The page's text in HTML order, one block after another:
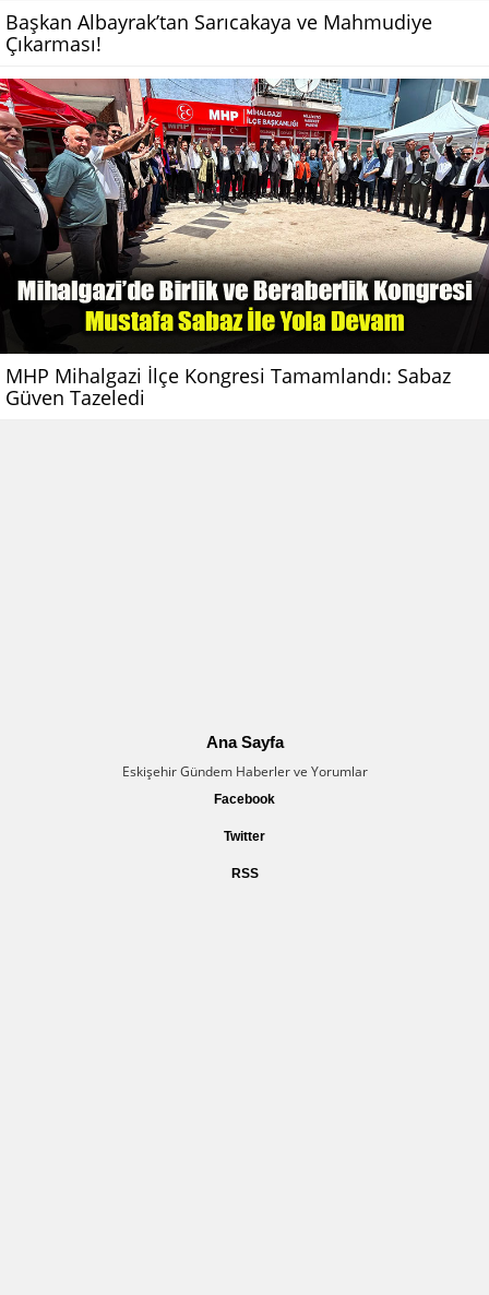
Başkan Albayrak’tan Sarıcakaya ve Mahmudiye
Çıkarması!
MHP Mihalgazi İlçe Kongresi Tamamlandı: Sabaz
Güven Tazeledi
Ana Sayfa
Eskişehir Gündem Haberler ve Yorumlar
Facebook
Twitter
RSS